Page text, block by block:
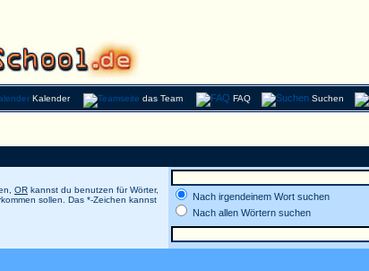
Kalender das Team FAQ Suchen
OR kannst du benutzen für Wörter,
sollen. Das *-Zeichen kannst
Nach irgendeinem Wort suchen
Nach allen Wörtern suchen